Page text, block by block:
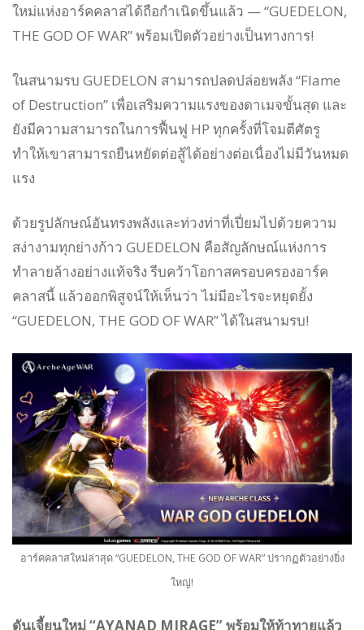
ใหม่แห่งอาร์คคลาสได้ถือกำเนิดขึ้นแล้ว — “GUEDELON,
THE GOD OF WAR” พร้อมเปิดตัวอย่างเป็นทางการ!
ในสนามรบ GUEDELON สามารถปลดปล่อยพลัง “Flame
of Destruction” เพื่อเสริมความแรงของดาเมจขั้นสุด และ
ยังมีความสามารถในการฟื้นฟู HP ทุกครั้งที่โจมตีศัตรู
ทำให้เขาสามารถยืนหยัดต่อสู้ได้อย่างต่อเนื่องไม่มีวันหมด
แรง
ด้วยรูปลักษณ์อันทรงพลังและท่วงท่าที่เปี่ยมไปด้วยความ
สง่างามทุกย่างก้าว GUEDELON คือสัญลักษณ์แห่งการ
ทำลายล้างอย่างแท้จริง รีบคว้าโอกาสครอบครองอาร์ค
คลาสนี้ แล้วออกพิสูจน์ให้เห็นว่า ไม่มีอะไรจะหยุดยั้ง
“GUEDELON, THE GOD OF WAR” ได้ในสนามรบ!
อาร์คคลาสใหม่ล่าสุด “GUEDELON, THE GOD OF WAR” ปรากฏตัวอย่างยิ่ง
ใหญ่!
ดันเจี้ยนใหม่ “AYANAD MIRAGE” พร้อมให้ท้าทายแล้ว